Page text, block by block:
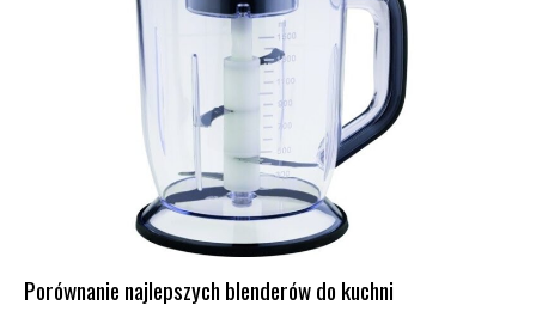
Porównanie najlepszych blenderów do kuchni